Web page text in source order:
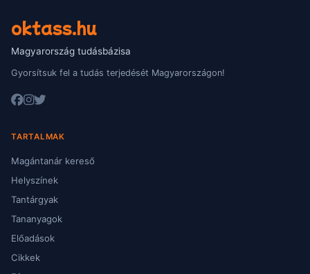
oktass.hu
Magyarország tudásbázisa
Gyorsítsuk fel a tudás terjedését Magyarországon!
TARTALMAK
Magántanár kereső
Helyszínek
Tantárgyak
Tananyagok
Előadások
Cikkek